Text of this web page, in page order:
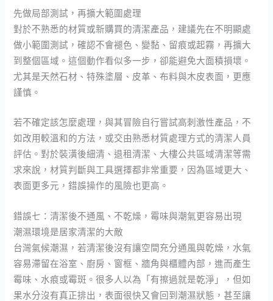
先做局部測試，再擴大範圍處理
對於不熟悉的材質或新購買的清潔產品，建議先在不明顯處
做小範圍測試，確認不會褪色、變黏、留痕或起霧，再擴大
到整個區域。這個動作看似多一步，卻能避免大面積損壞。
尤其是天然石材、特殊塗層、皮革、布料與木皮表面，更應
謹慎。
若不確定該怎麼處理，與其冒險自行嘗試高刺激性產品，不
如改用較溫和的方法，或交由熟悉材質處理方式的清潔人員
評估。對於裝潢後細清、退租清潔、大樓公共區域清潔等需
求來說，材質判斷與工具選擇都非常重要，因為區域更大、
表面更多元，錯誤操作的風險也更高。
錯誤七：清潔後不通風、不乾燥，霉味與潮氣更容易出現
潮濕環境是居家清潔的大敵
台灣氣候潮濕，若清潔後沒有讓空間充分通風與乾燥，水氣
容易滯留在浴室、廚房、窗框、牆角與櫃體內部，進而產生
霉味、水痕或霉斑。很多人以為「有擦過就是乾淨」，但如
果水分沒有真正排出，表面很快又會回到潮濕狀態，甚至讓